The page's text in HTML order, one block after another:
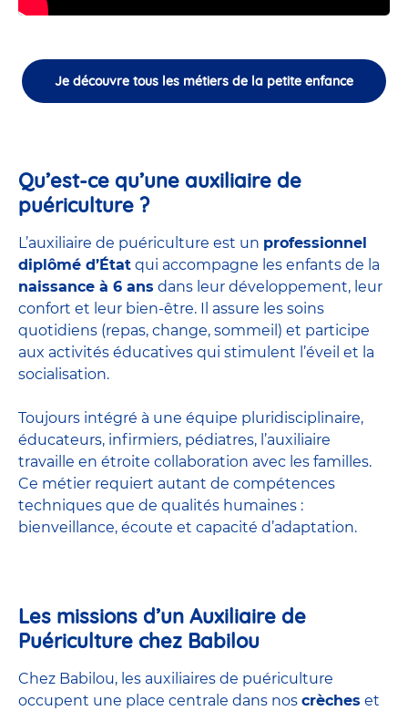
Je découvre tous les métiers de la petite enfance
Qu’est-ce qu’une auxiliaire de
puériculture ?
L’auxiliaire de puériculture est un professionnel
diplômé d’État qui accompagne les enfants de la
naissance à 6 ans dans leur développement, leur
confort et leur bien-être. Il assure les soins
quotidiens (repas, change, sommeil) et participe
aux activités éducatives qui stimulent l’éveil et la
socialisation.
Toujours intégré à une équipe pluridisciplinaire,
éducateurs, infirmiers, pédiatres, l’auxiliaire
travaille en étroite collaboration avec les familles.
Ce métier requiert autant de compétences
techniques que de qualités humaines :
bienveillance, écoute et capacité d’adaptation.
Les missions d’un Auxiliaire de
Puériculture chez Babilou
Chez Babilou, les auxiliaires de puériculture
occupent une place centrale dans nos crèches et